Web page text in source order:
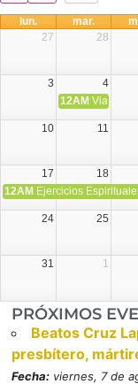
lun. mar.
27
28
3 4
12AM Viaje
10 11
17 18
12AM Ejercicios
24 25
31 1
PRÓXIMOS
Beatos Cruz
presbítero,
Fecha: viernes, 7 de